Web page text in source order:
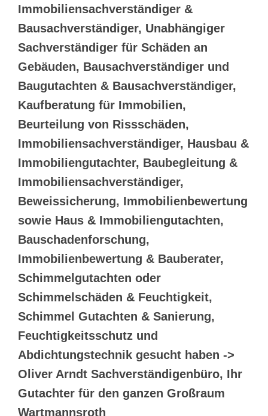
Immobiliensachverständiger &
Bausachverständiger, Unabhängiger
Sachverständiger für Schäden an
Gebäuden, Bausachverständiger und
Baugutachten & Bausachverständiger,
Kaufberatung für Immobilien,
Beurteilung von Rissschäden,
Immobiliensachverständiger, Hausbau &
Immobiliengutachter, Baubegleitung &
Immobiliensachverständiger,
Beweissicherung, Immobilienbewertung
sowie Haus & Immobiliengutachten,
Bauschadenforschung,
Immobilienbewertung & Bauberater,
Schimmelgutachten oder
Schimmelschäden & Feuchtigkeit,
Schimmel Gutachten & Sanierung,
Feuchtigkeitsschutz und
Abdichtungstechnik gesucht haben ->
Oliver Arndt Sachverständigenbüro, Ihr
Gutachter für den ganzen Großraum
Wartmannsroth